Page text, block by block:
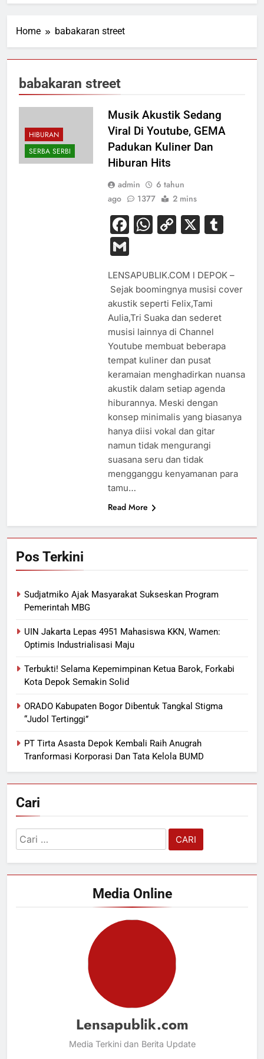
Home babakaran street
babakaran street
HIBURAN
SERBA SERBI
Musik Akustik Sedang
Viral Di Youtube, GEMA
Padukan Kuliner Dan
Hiburan Hits
admin
6 tahun
ago
1377 2 mins
Facebook
WhatsApp
Copy
X
Gmail
LENSAPUBLIK.COM l DEPOK –
Sejak boomingnya musisi cover
akustik seperti Felix,Tami
Aulia,Tri Suaka dan sederet
musisi lainnya di Channel
Youtube membuat beberapa
tempat kuliner dan pusat
keramaian menghadirkan nuansa
akustik dalam setiap agenda
hiburannya. Meski dengan
konsep minimalis yang biasanya
hanya diisi vokal dan gitar
namun tidak mengurangi
suasana seru dan tidak
mengganggu kenyamanan para
tamu…
Read More
Pos Terkini
Sudjatmiko Ajak Masyarakat Sukseskan Program
Pemerintah MBG
UIN Jakarta Lepas 4951 Mahasiswa KKN, Wamen:
Optimis Industrialisasi Maju
Terbukti! Selama Kepemimpinan Ketua Barok, Forkabi
Kota Depok Semakin Solid
ORADO Kabupaten Bogor Dibentuk Tangkal Stigma
“Judol Tertinggi”
PT Tirta Asasta Depok Kembali Raih Anugrah
Tranformasi Korporasi Dan Tata Kelola BUMD
Cari
Cari
untuk:
Media Online
Lensapublik.com
Media Terkini dan Berita Update